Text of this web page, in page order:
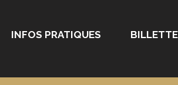
INFOS PRATIQUES